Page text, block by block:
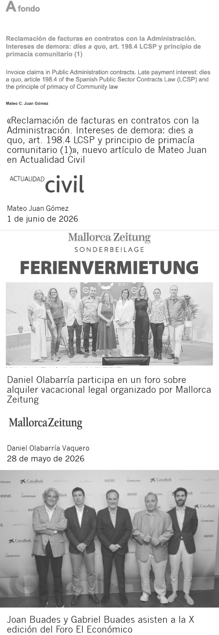
«Reclamación de facturas en contratos con la
Administración. Intereses de demora: dies a
quo, art. 198.4 LCSP y principio de primacía
comunitario (1)», nuevo artículo de Mateo Juan
en Actualidad Civil
Mateo Juan Gómez
1 de junio de 2026
Daniel Olabarría participa en un foro sobre
alquiler vacacional legal organizado por Mallorca
Zeitung
Daniel Olabarría Vaquero
28 de mayo de 2026
Joan Buades y Gabriel Buades asisten a la X
edición del Foro El Económico